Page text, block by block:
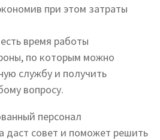
при этом затраты
время работы
по которым можно
службу и получить
вопросу.
персонал
даст совет и поможет решить